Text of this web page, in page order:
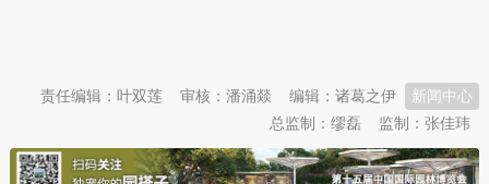
新闻中心
编辑：诸葛之伊
审核：潘涌燚
责任编辑：叶双莲
监制：张佳玮
总监制：缪磊